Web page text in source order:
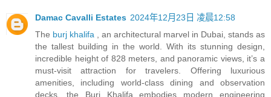
Damac Cavalli Estates 2024年12月23日 凌晨12:58
The burj khalifa
, an architectural marvel in Dubai, stands as
the tallest building in the world. With its stunning design,
incredible height of 828 meters, and panoramic views, it’s a
must-visit attraction for travelers. Offering luxurious
amenities, including world-class dining and observation
decks, the Burj Khalifa embodies modern engineering